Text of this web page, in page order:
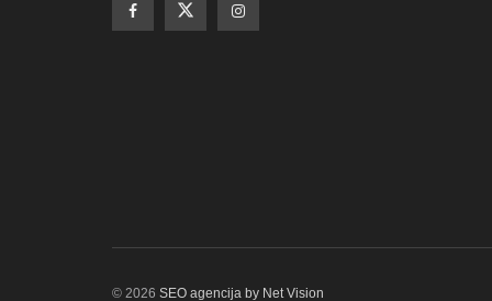
© 2026 SEO agencija by Net Vision